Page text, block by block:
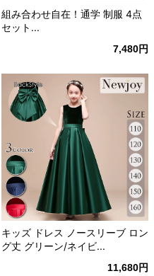
組み合わせ自在！通学 制服 4点
セット...
7,480円
キッズ ドレス ノースリーブ ロン
グ丈 グリーン/ネイビ...
11,680円